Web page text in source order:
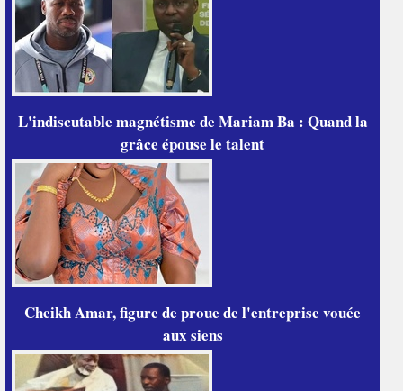
L'indiscutable magnétisme de Mariam Ba : Quand la
grâce épouse le talent
Cheikh Amar, figure de proue de l'entreprise vouée
aux siens